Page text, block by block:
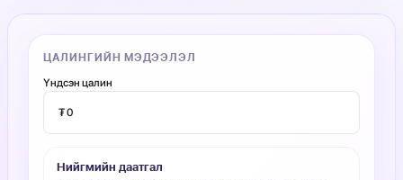
ЦАЛИНГИЙН МЭДЭЭЛЭЛ
Үндсэн цалин
Нийгмийн даатгал